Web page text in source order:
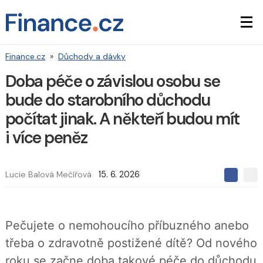
Finance.cz » Důchody a dávky
Doba péče o závislou osobu se
bude do starobního důchodu
počítat jinak. A někteří budou mít
i více peněz
Lucie Balová Mečířová 15. 6. 2026
S
l
e
t
S
j
e
e
Pečujete o nemohoucího příbuzného anebo
třeba o zdravotně postižené dítě? Od nového